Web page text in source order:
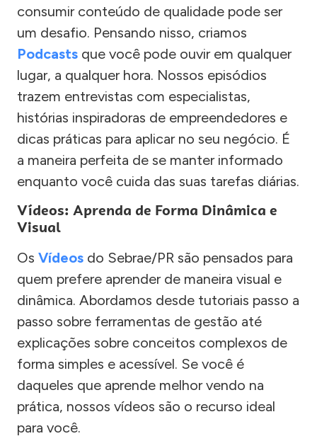
consumir conteúdo de qualidade pode ser
um desafio. Pensando nisso, criamos
Podcasts que você pode ouvir em qualquer
lugar, a qualquer hora. Nossos episódios
trazem entrevistas com especialistas,
histórias inspiradoras de empreendedores e
dicas práticas para aplicar no seu negócio. É
a maneira perfeita de se manter informado
enquanto você cuida das suas tarefas diárias.
Vídeos: Aprenda de Forma Dinâmica e
Visual
Os Vídeos do Sebrae/PR são pensados para
quem prefere aprender de maneira visual e
dinâmica. Abordamos desde tutoriais passo a
passo sobre ferramentas de gestão até
explicações sobre conceitos complexos de
forma simples e acessível. Se você é
daqueles que aprende melhor vendo na
prática, nossos vídeos são o recurso ideal
para você.